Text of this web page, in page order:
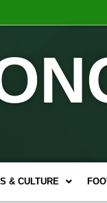
& CULTURE